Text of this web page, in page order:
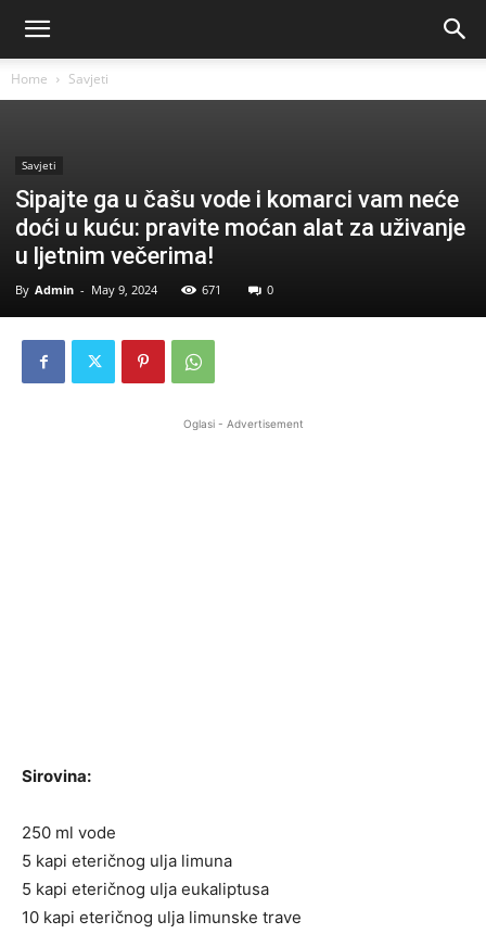
Home Savjeti
Savjeti
Sipajte ga u čašu vode i komarci vam neće
doći u kuću: pravite moćan alat za uživanje
u ljetnim večerima!
By Admin - May 9, 2024 671 0
Oglasi - Advertisement
Sirovina:
250 ml vode
5 kapi eteričnog ulja limuna
5 kapi eteričnog ulja eukaliptusa
10 kapi eteričnog ulja limunske trave